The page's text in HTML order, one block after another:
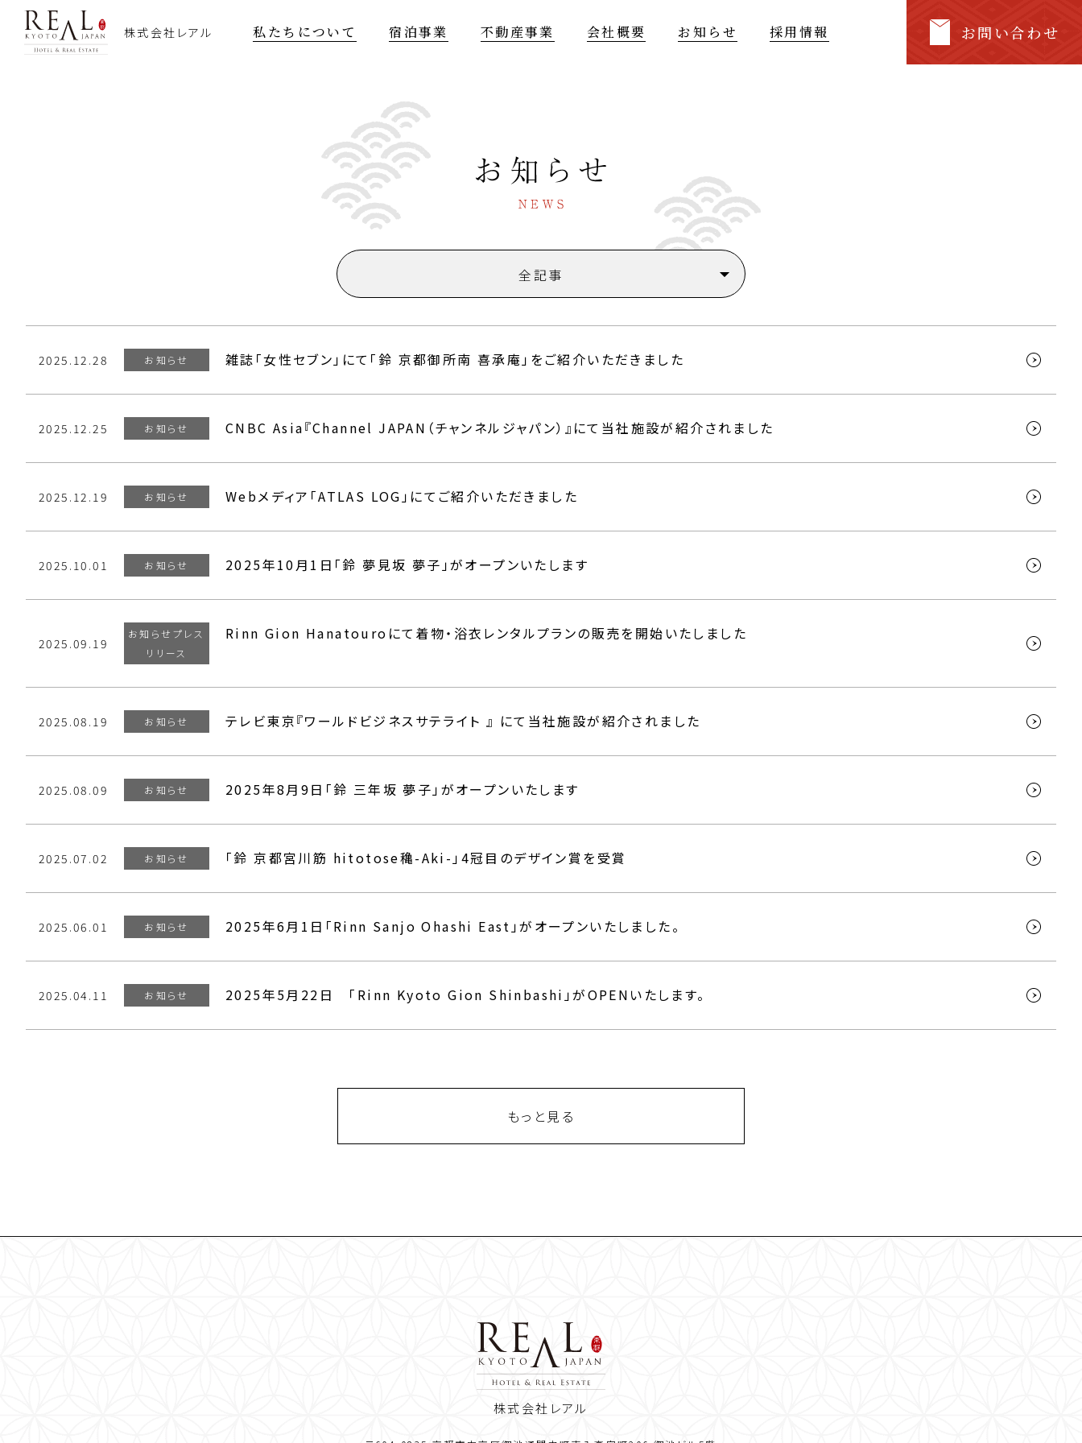
株式会社レアル 私たちについて 宿泊事業 不動産事業 会社概要 お知らせ 採用情報 お問い合わせ
全記事
お知らせ
プレスリリース
2025.12.28 お知らせ 雑誌「女性セブン」にて「鈴 京都御所南 喜承庵」をご紹介いただきました
2025.12.25 お知らせ CNBC Asia『Channel JAPAN（チャンネルジャパン）』にて当社施設が紹介されました
2025.12.19 お知らせ Webメディア「ATLAS LOG」にてご紹介いただきました
2025.10.01 お知らせ 2025年10月1日「鈴 夢見坂 夢子」がオープンいたします
2025.09.19
お知らせプレス
リリース
Rinn Gion Hanatouroにて着物・浴衣レンタルプランの販売を開始いたしました
2025.08.19 お知らせ テレビ東京『ワールドビジネスサテライト 』 にて当社施設が紹介されました
2025.08.09 お知らせ 2025年8月9日「鈴 三年坂 夢子」がオープンいたします
2025.07.02 お知らせ 「鈴 京都宮川筋 hitotose穐-Aki-」4冠目のデザイン賞を受賞
2025.06.01 お知らせ 2025年6月1日「Rinn Sanjo Ohashi East」がオープンいたしました。
2025.04.11 お知らせ 2025年5月22日 「Rinn Kyoto Gion Shinbashi」がOPENいたします。
もっと見る
株式会社レアル